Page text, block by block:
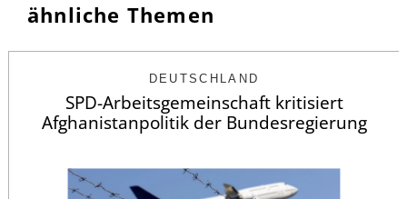
ähnliche Themen
DEUTSCHLAND
SPD-Arbeitsgemeinschaft kritisiert
Afghanistanpolitik der Bundesregierung